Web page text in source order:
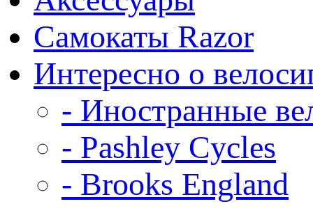
Самокаты Razor
Интересно о
- Иностранные
- Pashley Cycles
- Brooks England